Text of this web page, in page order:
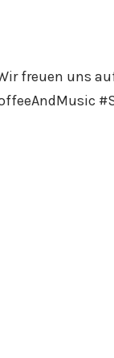
freuen uns